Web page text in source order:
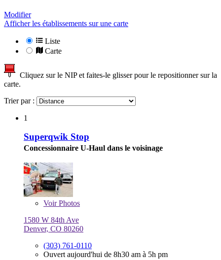
Modifier
Afficher les établissements sur une carte
Liste
Carte
Cliquez sur le NIP et faites-le glisser pour le repositionner sur la
carte.
Trier par :
1
Superqwik Stop
Concessionnaire U-Haul dans le voisinage
VoirPhotos
1580 W 84th Ave
Denver, CO 80260
(303) 761-0110
Ouvert aujourd'hui de 8h30 am à 5h pm